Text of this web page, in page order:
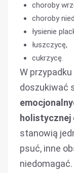
choroby
choroby
łysienie
łuszczycę,
cukrzycę.
W
doszukiwać
holistycznej
stanowią
psuć, inne